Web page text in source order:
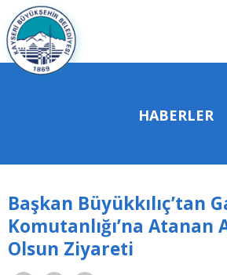
HABERLER
Başkan Büyükkılıç’tan
Komutanlığı’na Atanan
Olsun Ziyareti